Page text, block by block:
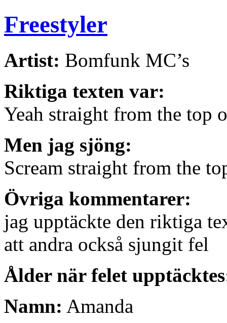
Freestyler
Artist: Bomfunk MC’s
Riktiga texten var:
Yeah straight from the top
Men jag sjöng:
Scream straight from the
Övriga kommentarer:
jag upptäckte den riktiga
att andra också sjungit fel
Ålder när felet
Namn: Amanda